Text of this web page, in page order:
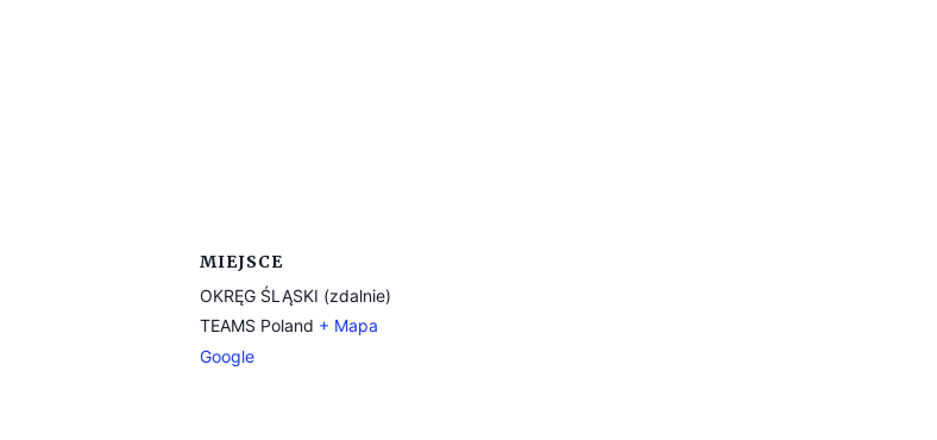
MIEJSCE
OKRĘG ŚLĄSKI (zdalnie)
TEAMS Poland + Mapa
Google